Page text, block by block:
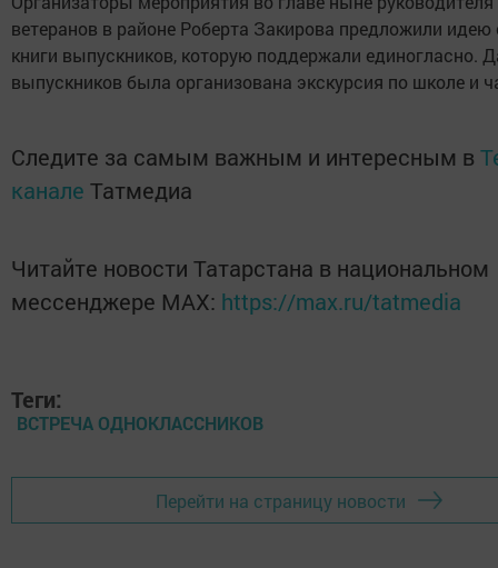
ветеранов в районе Роберта Закирова предложили идею
книги выпускников, которую поддержали единогласно.
выпускников была организована экскурсия по школе и
Следите за самым важным и интересным в
канале Татмедиа
Читайте новости Татарстана в национальном
мессенджере MАХ: https://max.ru/tatmedia
Теги:
ВСТРЕЧА ОДНОКЛАССНИКОВ
Перейти на страницу новости